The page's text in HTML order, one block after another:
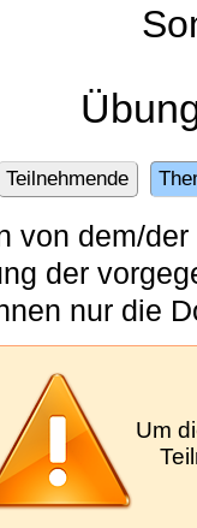
Teilnehmende
von dem/
der
nur die
Um